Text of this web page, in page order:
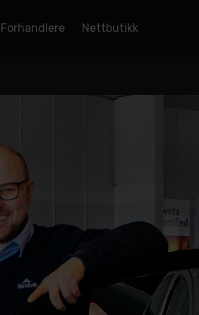
Forhandlere Nettbutikk